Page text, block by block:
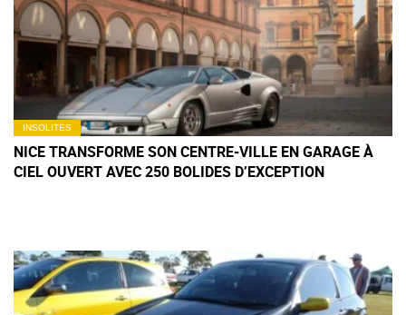
INSOLITES
NICE TRANSFORME SON CENTRE-VILLE EN GARAGE À
CIEL OUVERT AVEC 250 BOLIDES D’EXCEPTION